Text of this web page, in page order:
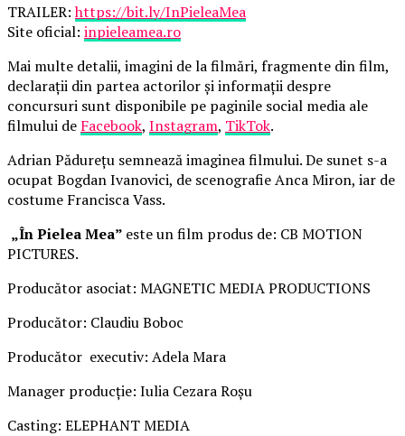
TRAILER:https://bit.ly/InPieleaMea
Site oficial: inpieleamea.ro
Mai multe detalii, imagini de la filmări, fragmente din film,
declarații din partea actorilor și informații despre
concursuri sunt disponibile pe paginile social media ale
filmului de Facebook, Instagram, TikTok.
Adrian Pădurețu semnează imaginea filmului. De sunet s-a
ocupat Bogdan Ivanovici, de scenografie Anca Miron, iar de
costume Francisca Vass.
„În Pielea Mea” este un film produs de: CB MOTION
PICTURES.
Producător asociat: MAGNETIC MEDIA PRODUCTIONS
Producător: Claudiu Boboc
Producător executiv: Adela Mara
Manager producție: Iulia Cezara Roșu
Casting: ELEPHANT MEDIA